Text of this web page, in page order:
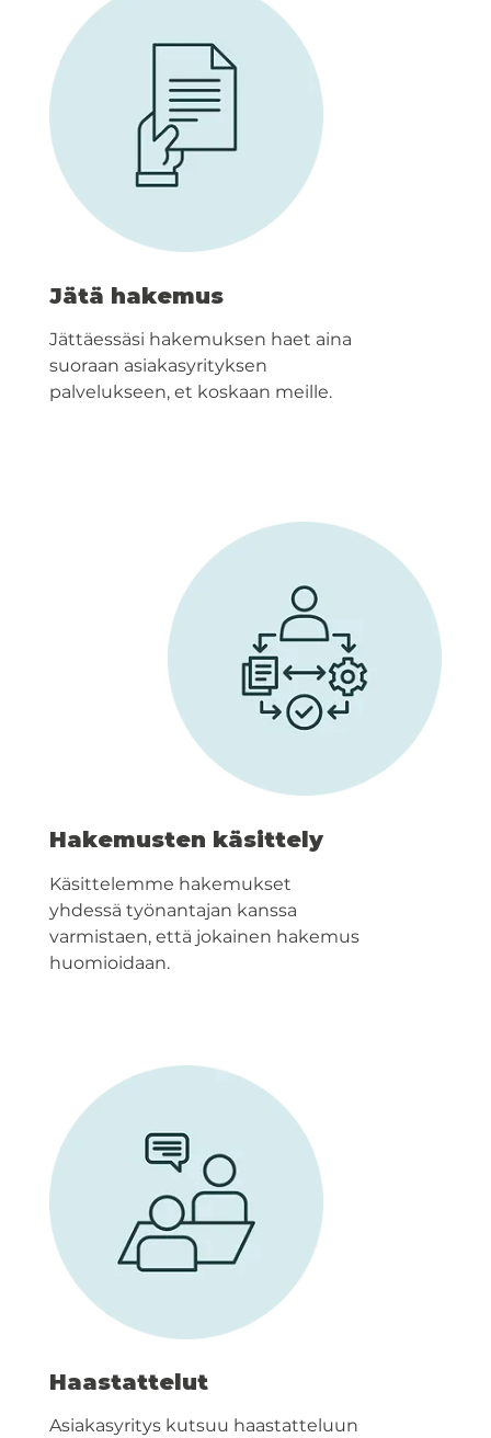
Jätä hakemus
Jättäessäsi hakemuksen haet aina
suoraan asiakasyrityksen
palvelukseen, et koskaan meille.
Hakemusten käsittely
Käsittelemme hakemukset
yhdessä työnantajan kanssa
varmistaen, että jokainen hakemus
huomioidaan.
Haastattelut
Asiakasyritys kutsuu haastatteluun